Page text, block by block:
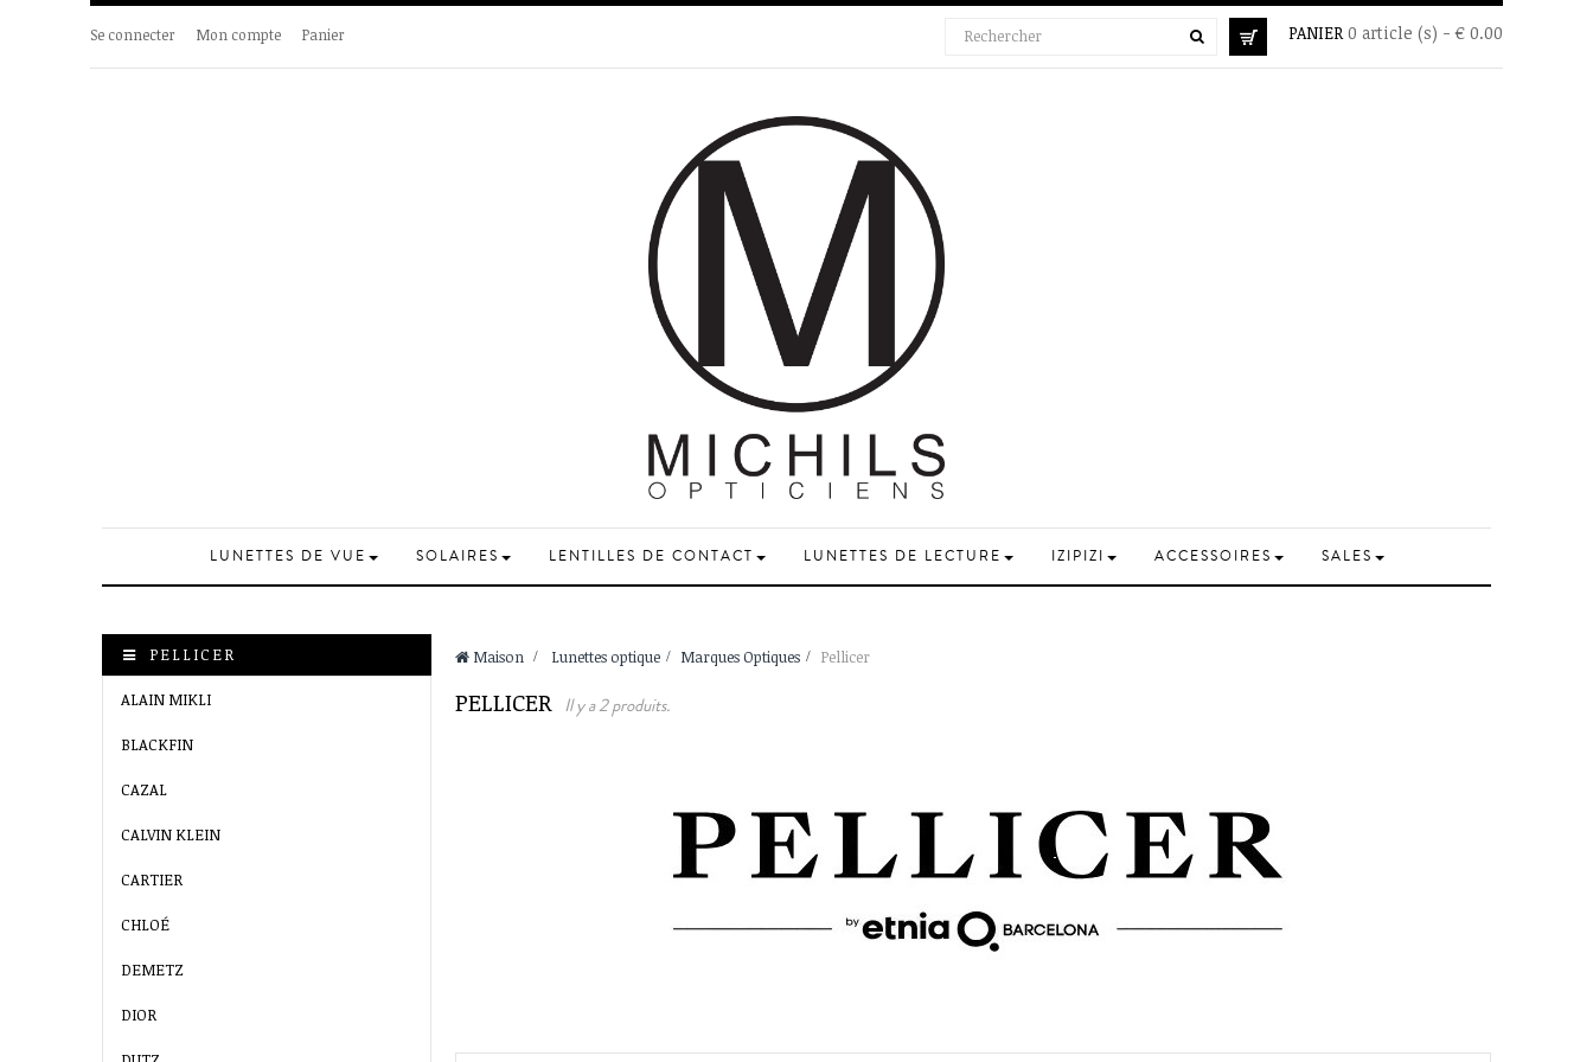
Se connecter Mon compte Panier PANIER 0 article (s) - € 0.00
LUNETTES DE VUE SOLAIRES LENTILLES DE CONTACT LUNETTES DE LECTURE IZIPIZI ACCESSOIRES SALES
PELLICER
ALAIN MIKLI
BLACKFIN
CAZAL
CALVIN KLEIN
CARTIER
CHLOÉ
DEMETZ
DIOR
Maison > Lunettes optique > Marques Optiques > Pellicer
PELLICER Il y a 2 produits.